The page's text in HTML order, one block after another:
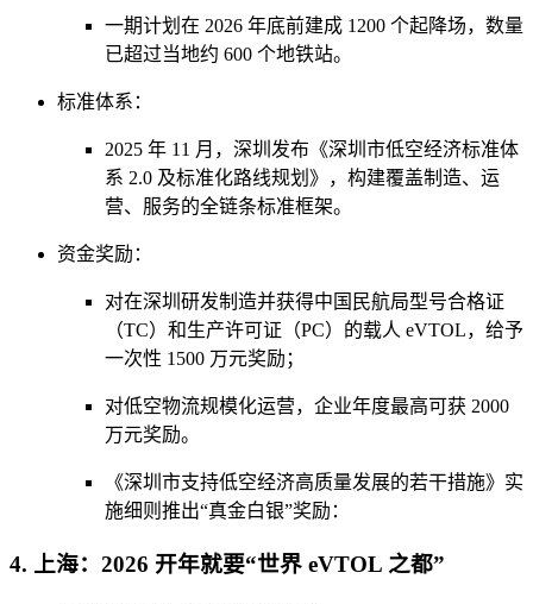
一期计划在 2026 年底前建成 1200 个起降场，数量
已超过当地约 600 个地铁站。
标准体系：
2025 年 11 月，深圳发布《深圳市低空经济标准体
系 2.0 及标准化路线规划》，构建覆盖制造、运
营、服务的全链条标准框架。
资金奖励：
对在深圳研发制造并获得中国民航局型号合格证
（TC）和生产许可证（PC）的载人 eVTOL，给予
一次性 1500 万元奖励；
对低空物流规模化运营，企业年度最高可获 2000
万元奖励。
《深圳市支持低空经济高质量发展的若干措施》实
施细则推出“真金白银”奖励：
4. 上海：2026 开年就要“世界 eVTOL 之都”